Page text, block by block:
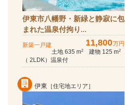
伊東市八幡野・新緑と静寂に包
まれた温泉付拘り...
新築一戸建 11,800万円
土地 635 m2 建物 125 m2
（ 2LDK）温泉付
伊東 ［住宅地エリア］